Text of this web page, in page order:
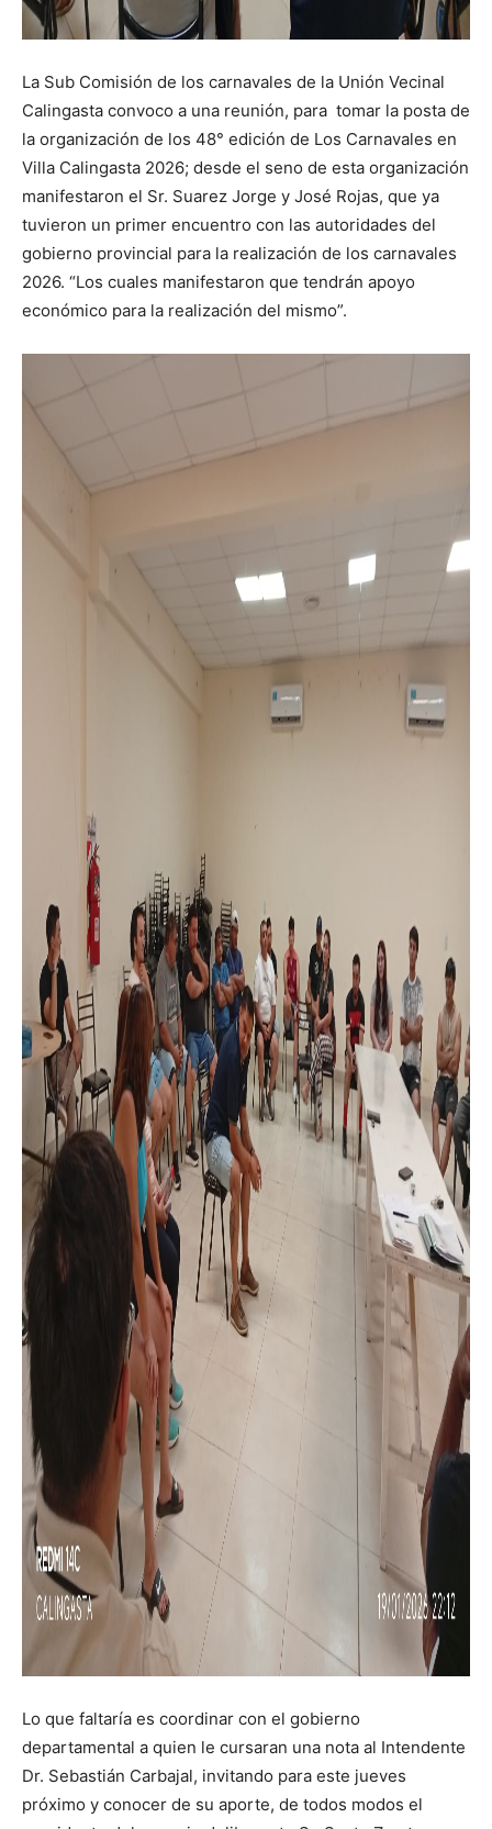
La Sub Comisión de los carnavales de la Unión Vecinal
Calingasta convoco a una reunión, para tomar la posta de
la organización de los 48° edición de Los Carnavales en
Villa Calingasta 2026; desde el seno de esta organización
manifestaron el Sr. Suarez Jorge y José Rojas, que ya
tuvieron un primer encuentro con las autoridades del
gobierno provincial para la realización de los carnavales
2026. “Los cuales manifestaron que tendrán apoyo
económico para la realización del mismo”.
Lo que faltaría es coordinar con el gobierno
departamental a quien le cursaran una nota al Intendente
Dr. Sebastián Carbajal, invitando para este jueves
próximo y conocer de su aporte, de todos modos el